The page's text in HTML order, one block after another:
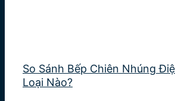
So Sánh Bếp Chiên Nhúng
Loại Nào?